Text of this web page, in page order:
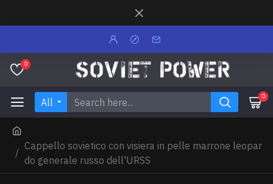
0
All 0
Cappello sovietico con visiera in pelle marrone leopar
do generale russo dell'URSS